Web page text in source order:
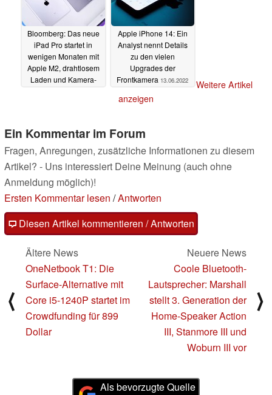
Bloomberg: Das neue
iPad Pro startet in
wenigen Monaten mit
Apple M2, drahtlosem
Laden und Kamera-
Apple iPhone 14: Ein
Analyst nennt Details
zu den vielen
Upgrades der
Frontkamera 13.06.2022
Weitere Artikel
anzeigen
Ein Kommentar im Forum
Fragen, Anregungen, zusätzliche Informationen zu diesem
Artikel? - Uns interessiert Deine Meinung (auch ohne
Anmeldung möglich)!
Ersten Kommentar lesen /Antworten
Diesen Artikel kommentieren / Antworten
⟨
Ältere News
OneNetbook T1: Die
Surface-Alternative mit
Core i5-1240P startet im
Crowdfunding für 899
Dollar
Neuere News
Coole Bluetooth-
Lautsprecher: Marshall
stellt 3. Generation der
Home-Speaker Action
III, Stanmore III und
Woburn III vor
⟩
Als bevorzugte Quelle